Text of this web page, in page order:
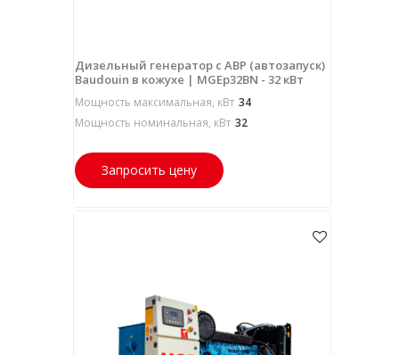
Дизельный генератор с АВР (автозапуск)
Baudouin в кожухе | MGEp32BN - 32 кВт
Мощность максимальная, кВт 34
Мощность номинальная, кВт 32
Запросить цену